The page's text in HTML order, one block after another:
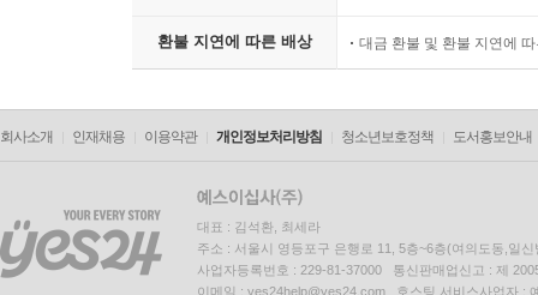
환불 지연에 따른 배상 대금 환불 및 환불 지연에
회사소개 인재채용 이용약관 개인정보처리방침 청소년보호정책 도서홍보안내
대표 : 김석환, 최세라
주소 : 서울시 영등포구 은행로 11, 5층~6층(여의도동,일신
사업자등록번호 : 229-81-37000 통신판매업신고 : 제
이메일 : yes24help@yes24.com 호스팅 서비스사업자 :